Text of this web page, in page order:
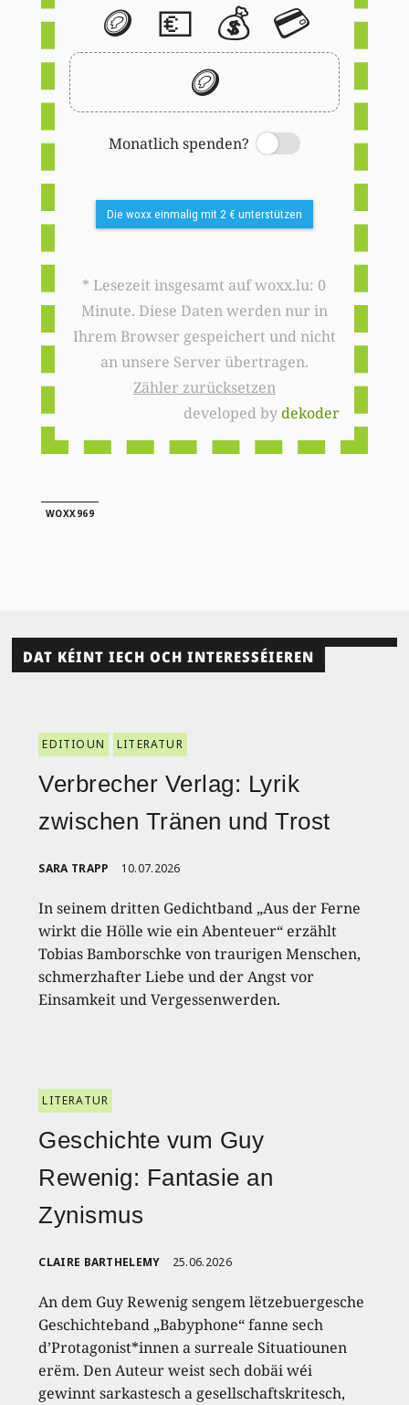
🪙 💶 💰 💳
🪙
Monatlich spenden?
Switch
Die woxx einmalig mit 2 € unterstützen
* Lesezeit insgesamt auf woxx.lu: 0
Minute. Diese Daten werden nur in
Ihrem Browser gespeichert und nicht
an unsere Server übertragen.
Zähler zurücksetzen
developed bydekoder
WOXX969
DAT KÉINT IECH OCH INTERESSÉIEREN
EDITIOUN LITERATUR
Verbrecher Verlag: Lyrik
zwischen Tränen und Trost
SARA TRAPP 10.07.2026
In seinem dritten Gedichtband „Aus der Ferne
wirkt die Hölle wie ein Abenteuer“ erzählt
Tobias Bamborschke von traurigen Menschen,
schmerzhafter Liebe und der Angst vor
Einsamkeit und Vergessenwerden.
LITERATUR
Geschichte vum Guy
Rewenig: Fantasie an
Zynismus
CLAIRE BARTHELEMY 25.06.2026
An dem Guy Rewenig sengem lëtzebuergesche
Geschichteband „Babyphone“ fanne sech
d’Protagonist*innen a surreale Situatiounen
erëm. Den Auteur weist sech dobäi wéi
gewinnt sarkastesch a gesellschaftskritesch,